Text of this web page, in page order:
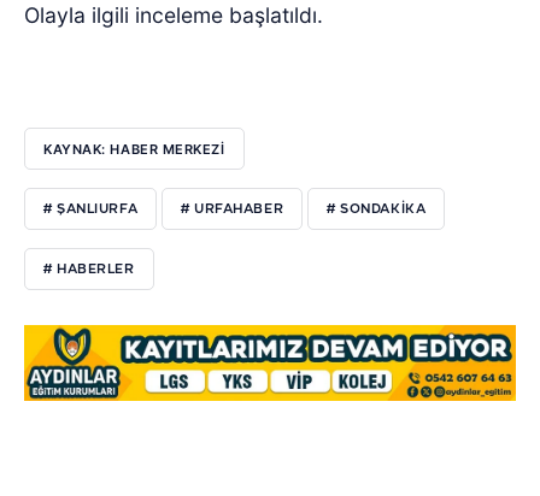
Olayla ilgili inceleme başlatıldı.
KAYNAK: HABER MERKEZI
# ŞANLIURFA # URFAHABER # SONDAKIKA
# HABERLER